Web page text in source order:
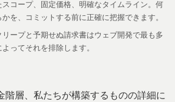
コープ、固定価格、明確なタイムライン。何
を、コミットする前に正確に把握できます。
リープと予期せぬ請求書はウェブ開発で最も多
ってそれを排除します。
階層、私たちが構築するものの詳細に